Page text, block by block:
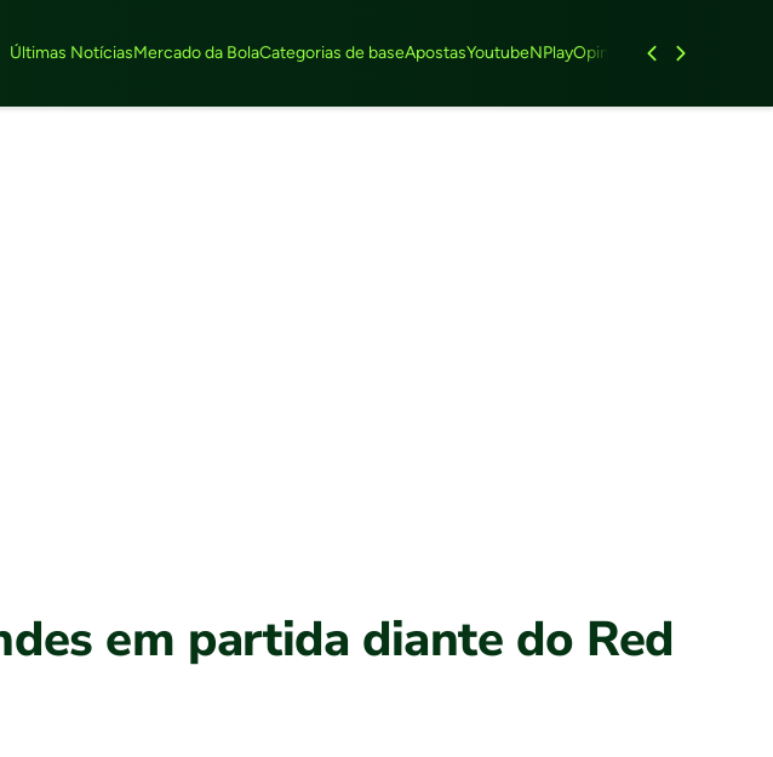
Últimas NotíciasMercado da BolaCategorias de baseApostasYoutubeNPlayOpinião Feminino
em partida diante do Red